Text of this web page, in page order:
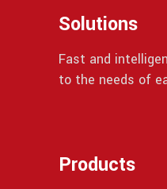
Solutions
Fast and
to the needs of
Products